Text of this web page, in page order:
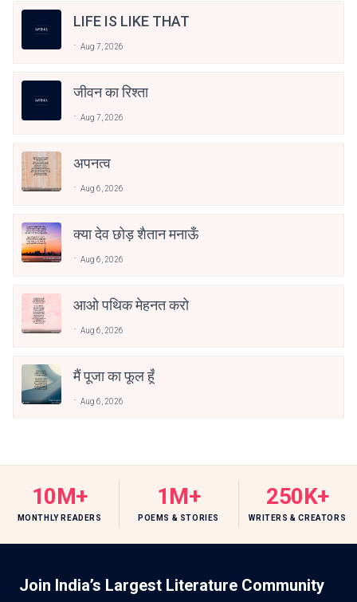
LIFE IS LIKE THAT
Aug 7, 2026
जीवन का रिश्ता
Aug 7, 2026
अपनत्व
Aug 6, 2026
क्या देव छोड़ शैतान मनाऊँ
Aug 6, 2026
आओ पथिक मेहनत करो
Aug 6, 2026
मैं पूजा का फूल हूँ
Aug 6, 2026
10M+
MONTHLY READERS
1M+
POEMS & STORIES
250K+
WRITERS & CREATORS
Join India’s Largest Literature Community